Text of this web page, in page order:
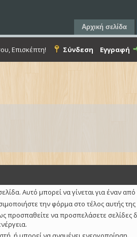
Αρχική σελίδα
Επισκέπτη! Σύνδεση Εγγραφή
Αυτό μπορεί να γίνεται για έναν
την φόρμα στο τέλος αυτής της
να προσπελάσετε σελίδες